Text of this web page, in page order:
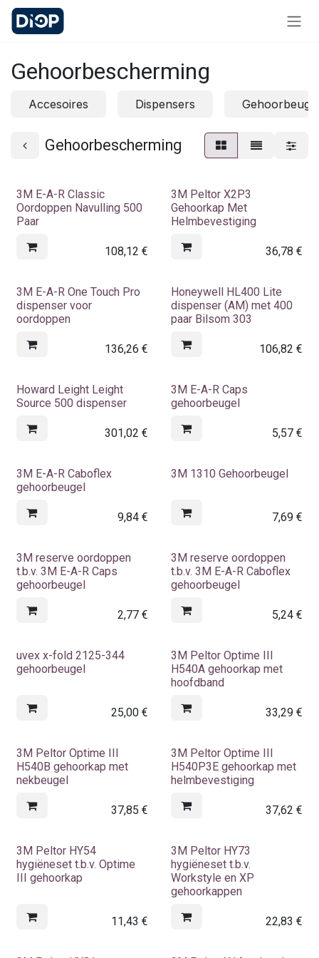
Overslaan naar inhoud
Gehoorbescherming
Accesoires Dispensers
Gehoorbescherming
3M E-A-R Classic
Oordoppen Navulling 500
Paar
108,12 €
3M Peltor X2P3
Gehoorkap Met
Helmbevestiging
36,78 €
3M E-A-R One Touch Pro
dispenser voor
oordoppen
136,26 €
Honeywell HL400 Lite
dispenser (AM) met 400
paar Bilsom 303
106,82 €
Howard Leight Leight
Source 500 dispenser
301,02 €
3M E-A-R Caps
gehoorbeugel
5,57€
3M E-A-R Caboflex
gehoorbeugel
9,84€
3M 1310 Gehoorbeugel
7,69€
3M reserve oordoppen
t.b.v. 3M E-A-R Caps
gehoorbeugel
2,77€
3M reserve oordoppen
t.b.v. 3M E-A-R Caboflex
gehoorbeugel
5,24€
uvex x-fold 2125-344
gehoorbeugel
25,00€
3M Peltor Optime III
H540A gehoorkap met
hoofdband
33,29€
3M Peltor Optime III
H540B gehoorkap met
nekbeugel
37,85 €
3M Peltor Optime III
H540P3E gehoorkap met
helmbevestiging
37,62 €
3M Peltor HY54
hygiëneset t.b.v. Optime
III gehoorkap
11,43 €
3M Peltor HY73
hygiëneset t.b.v.
Workstyle en XP
gehoorkappen
22,83 €